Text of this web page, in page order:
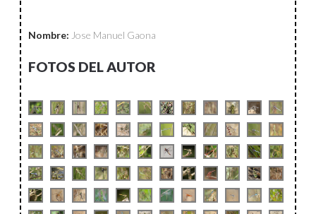
Nombre: Jose Manuel Gaona
FOTOS DEL AUTOR